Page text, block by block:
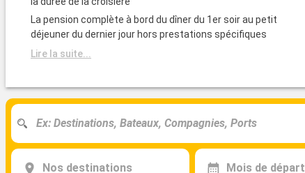
La pension complète à bord du dîner du 1er soir au petit
déjeuner du dernier jour hors prestations spécifiques
Lire la suite...
Nos destinations Mois de départ